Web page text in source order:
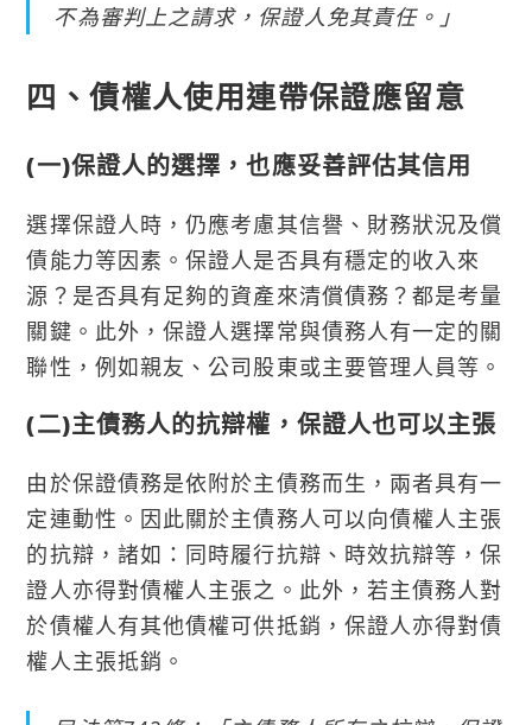
不為審判上之請求，保證人免其責任。」
四、債權人使用連帶保證應留意
(一)保證人的選擇，也應妥善評估其信用
選擇保證人時，仍應考慮其信譽、財務狀況及償
債能力等因素。保證人是否具有穩定的收入來
源？是否具有足夠的資產來清償債務？都是考量
關鍵。此外，保證人選擇常與債務人有一定的關
聯性，例如親友、公司股東或主要管理人員等。
(二)主債務人的抗辯權，保證人也可以主張
由於保證債務是依附於主債務而生，兩者具有一
定連動性。因此關於主債務人可以向債權人主張
的抗辯，諸如：同時履行抗辯、時效抗辯等，保
證人亦得對債權人主張之。此外，若主債務人對
於債權人有其他債權可供抵銷，保證人亦得對債
權人主張抵銷。